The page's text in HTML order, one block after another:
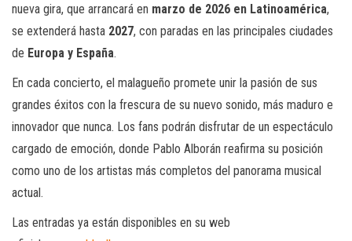
nueva gira, que arrancará en marzo de 2026 en Latinoamérica,
se extenderá hasta 2027, con paradas en las principales ciudades
de Europa y España.
En cada concierto, el malagueño promete unir la pasión de sus
grandes éxitos con la frescura de su nuevo sonido, más maduro e
innovador que nunca. Los fans podrán disfrutar de un espectáculo
cargado de emoción, donde Pablo Alborán reafirma su posición
como uno de los artistas más completos del panorama musical
actual.
Las entradas ya están disponibles en su web